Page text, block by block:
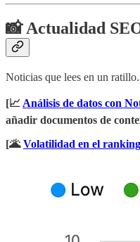
📸 Actualidad
Noticias que lees en un ratillo.
[📈 Análisis de datos con
añadir documentos de
[🌋Volatilidad en el